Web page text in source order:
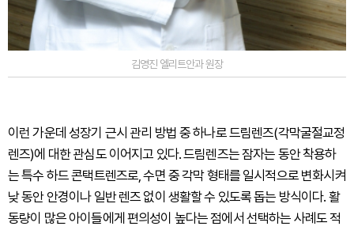
김영진 엘리트안과 원장
이런 가운데 성장기 근시 관리 방법 중 하나로 드림렌즈(각막굴절교정
렌즈)에 대한 관심도 이어지고 있다. 드림렌즈는 잠자는 동안 착용하
는 특수 하드 콘택트렌즈로, 수면 중 각막 형태를 일시적으로 변화시켜
낮 동안 안경이나 일반 렌즈 없이 생활할 수 있도록 돕는 방식이다. 활
동량이 많은 아이들에게 편의성이 높다는 점에서 선택하는 사례도 적